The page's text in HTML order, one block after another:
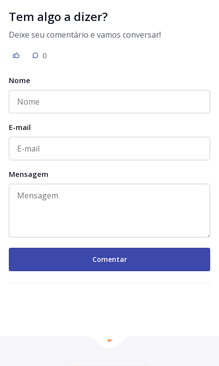
Tem algo a dizer?
Deixe seu comentário e vamos conversar!
0
Nome
E-mail
Mensagem